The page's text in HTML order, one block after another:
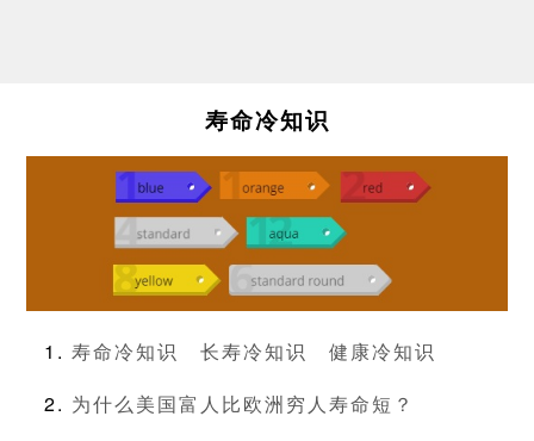
寿命冷知识
寿命冷知识 长寿冷知识
健康冷知识
为什么美国富人比欧洲穷人寿命短？